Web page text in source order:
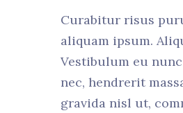
Curabitur risus
aliquam ipsum.
Vestibulum eu
nec, hendrerit
gravida nisl ut,